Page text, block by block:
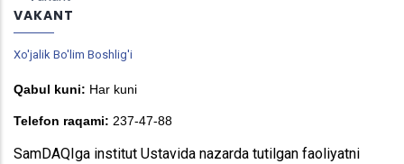
VAKANT
Xo'jalik Bo'lim Boshlig'i
Qabul kuni: Har kuni
Telefon raqami: 237-47-88
SamDAQIga institut Ustavida nazarda tutilgan faoliyatni